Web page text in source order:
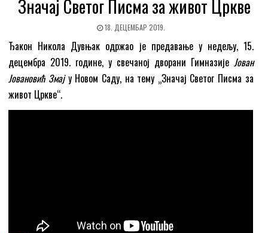
Значај Светог Писма за живот Цркве
18. ДЕЦЕМБАР 2019.
Ђакон Никола Дувњак одржао је предавање у недељу, 15.
децембра 2019. године, у свечаној дворани Гимназије Јован
Јовановић Змају Новом Саду, на тему „Значај Светог Писма за
живот Цркве“.